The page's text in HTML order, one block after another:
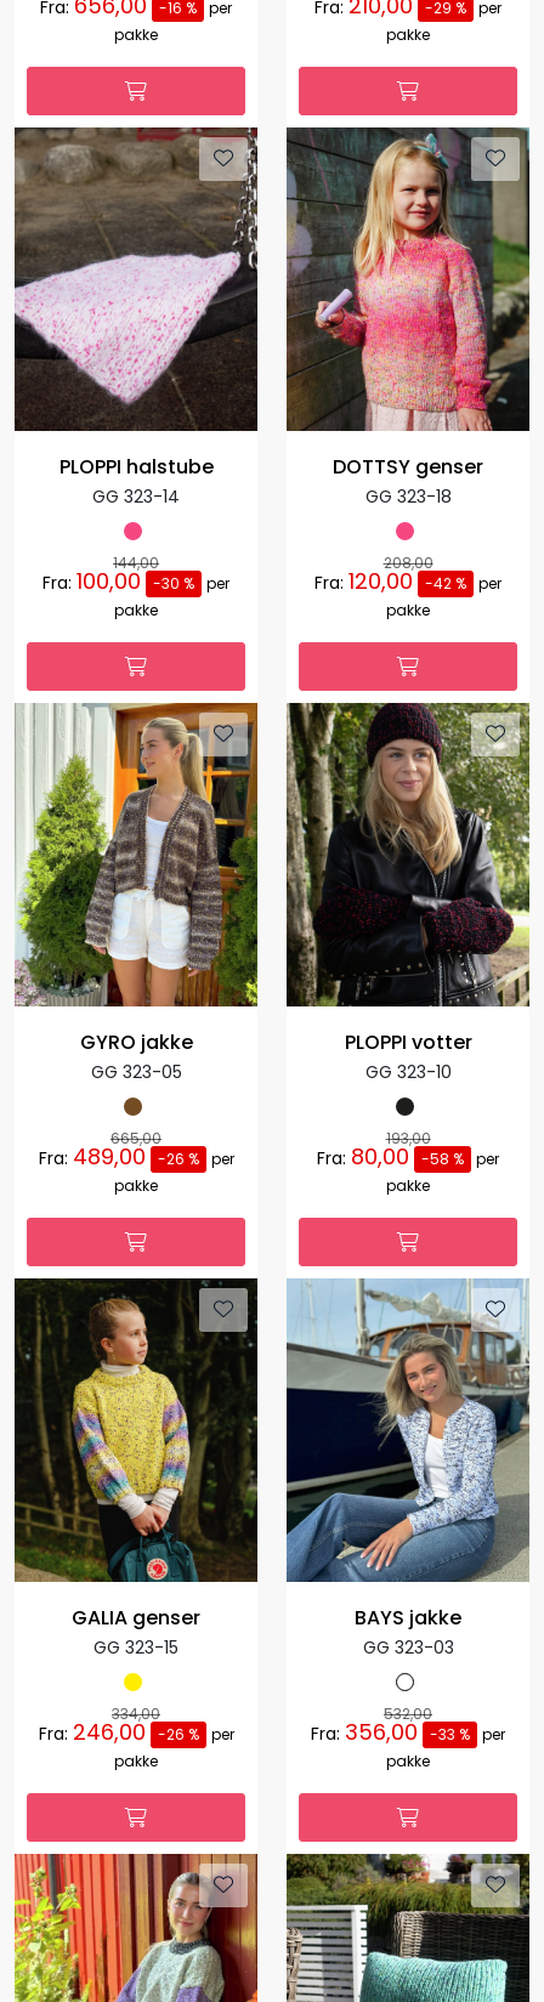
Fra: -16 % per
pakke
Fra: -29 % per
pakke
PLOPPI halstube
GG 323-14
144,00
Fra: 100,00 -30 % per
pakke
DOTTSY genser
GG 323-18
208,00
Fra: 120,00 -42 % per
pakke
GYRO jakke
GG 323-05
665,00
Fra: 489,00 -26 %
per
pakke
PLOPPI votter
GG 323-10
193,00
Fra: 80,00 -58 % per
pakke
GALIA genser
GG 323-15
334,00
Fra: 246,00 -26 %
per
pakke
BAYS jakke
GG 323-03
532,00
Fra: 356,00 -33 % per
pakke